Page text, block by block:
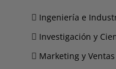
Ingeniería e
Investigación y
Marketing y Ventas